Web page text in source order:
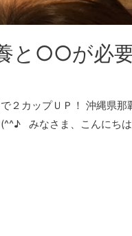
と○○が必要
２カップＵＰ！ 沖縄県
みなさま、こんにち